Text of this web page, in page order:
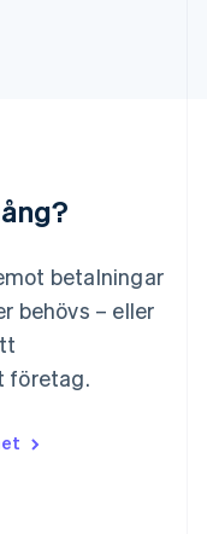
betalningar
behövs – eller
företag.